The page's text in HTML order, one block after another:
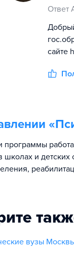
Ответ
сайте
«
программы
школах и
вузы